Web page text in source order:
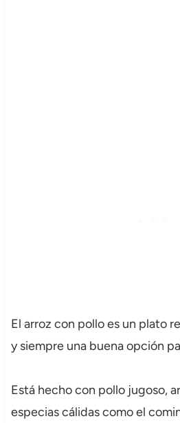
El arroz con pollo es un plato
y siempre una buena opción
Está hecho con pollo jugoso,
especias cálidas como el